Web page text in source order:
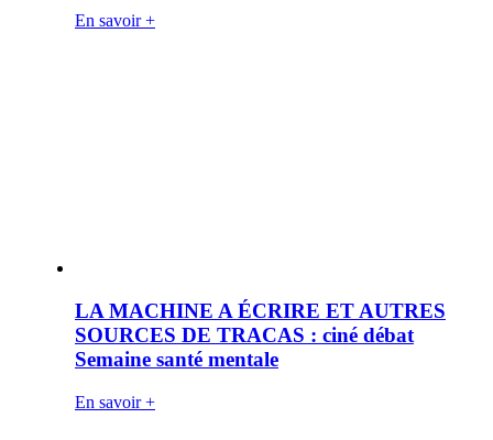
En savoir +
LA MACHINE A ÉCRIRE ET AUTRES
SOURCES DE TRACAS : ciné débat
Semaine santé mentale
En savoir +